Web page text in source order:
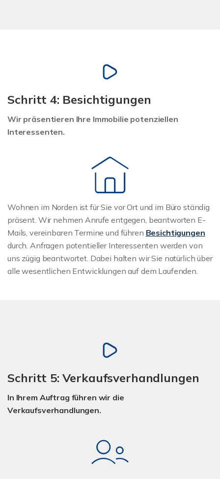
Schritt 4: Besichtigungen
Wir präsentieren Ihre Immobilie potenziellen
Interessenten.
Wohnen im Norden ist für Sie vor Ort und im Büro ständig
präsent. Wir nehmen Anrufe entgegen, beantworten E-
Mails, vereinbaren Termine und führen Besichtigungen
durch. Anfragen potentieller Interessenten werden von
uns zügig beantwortet. Dabei halten wir Sie natürlich über
alle wesentlichen Entwicklungen auf dem Laufenden.
Schritt 5: Verkaufsverhandlungen
In Ihrem Auftrag führen wir die
Verkaufsverhandlungen.